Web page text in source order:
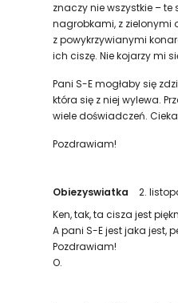
znaczy nie wszystkie – te
nagrobkami, z zielonymi
z powykrzywianymi
ich ciszę. Nie kojarzy mi
Pani S-E mogłaby się
która się z niej wylewa.
wiele doświadczeń.
Pozdrawiam!
Obiezyswiatka
2.
Ken, tak, ta cisza jest
A pani S-E jest jaka jest,
Pozdrawiam!
O.